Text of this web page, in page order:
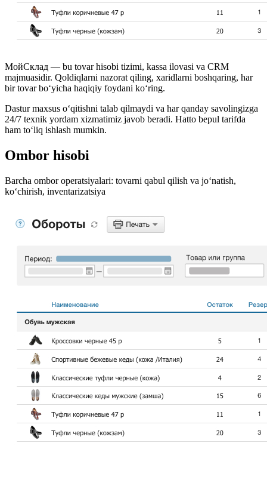
МойСклад — bu tovar hisobi tizimi, kassa ilovasi va CRM
majmuasidir. Qoldiqlarni nazorat qiling, xaridlarni boshqaring, har
bir tovar bo‘yicha haqiqiy foydani ko‘ring.
Dastur maxsus o‘qitishni talab qilmaydi va har qanday savolingizga
24/7 texnik yordam xizmatimiz javob beradi. Hatto bepul tarifda
ham to‘liq ishlash mumkin.
Ombor hisobi
Barcha ombor operatsiyalari: tovarni qabul qilish va jo‘natish,
ko‘chirish, inventarizatsiya